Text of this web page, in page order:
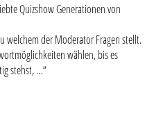
Quizshow Generationen von
welchem der Moderator Fragen stellt.
wählen, bis es
stehst, …“